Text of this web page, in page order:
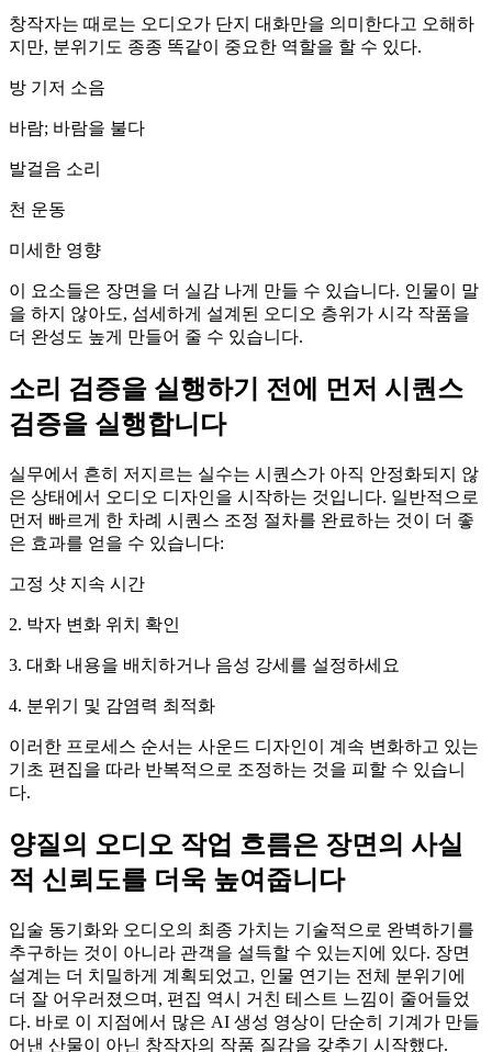
창작자는 때로는 오디오가 단지 대화만을 의미한다고 오해하
지만, 분위기도 종종 똑같이 중요한 역할을 할 수 있다.
방 기저 소음
바람; 바람을 불다
발걸음 소리
천 운동
미세한 영향
이 요소들은 장면을 더 실감 나게 만들 수 있습니다. 인물이 말
을 하지 않아도, 섬세하게 설계된 오디오 층위가 시각 작품을
더 완성도 높게 만들어 줄 수 있습니다.
소리 검증을 실행하기 전에 먼저 시퀀스
검증을 실행합니다
실무에서 흔히 저지르는 실수는 시퀀스가 아직 안정화되지 않
은 상태에서 오디오 디자인을 시작하는 것입니다. 일반적으로
먼저 빠르게 한 차례 시퀀스 조정 절차를 완료하는 것이 더 좋
은 효과를 얻을 수 있습니다:
고정 샷 지속 시간
2. 박자 변화 위치 확인
3. 대화 내용을 배치하거나 음성 강세를 설정하세요
4. 분위기 및 감염력 최적화
이러한 프로세스 순서는 사운드 디자인이 계속 변화하고 있는
기초 편집을 따라 반복적으로 조정하는 것을 피할 수 있습니
다.
양질의 오디오 작업 흐름은 장면의 사실
적 신뢰도를 더욱 높여줍니다
입술 동기화와 오디오의 최종 가치는 기술적으로 완벽하기를
추구하는 것이 아니라 관객을 설득할 수 있는지에 있다. 장면
설계는 더 치밀하게 계획되었고, 인물 연기는 전체 분위기에
더 잘 어우러졌으며, 편집 역시 거친 테스트 느낌이 줄어들었
다. 바로 이 지점에서 많은 AI 생성 영상이 단순히 기계가 만들
어낸 산물이 아닌 창작자의 작품 질감을 갖추기 시작했다.